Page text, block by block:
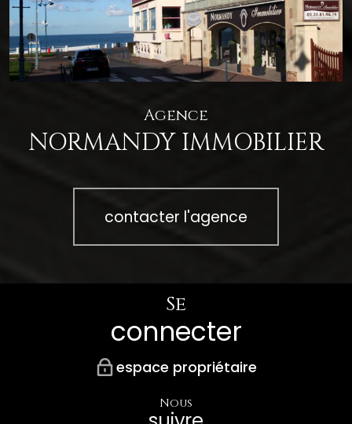
Agence
NORMANDY IMMOBILIER
contacter l'agence
Se
connecter
espace propriétaire
Nous